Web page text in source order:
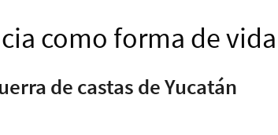
como forma de vida
de castas de Yucatán